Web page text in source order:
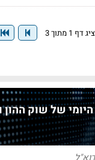
דף 1 מתוך 3
של שוק